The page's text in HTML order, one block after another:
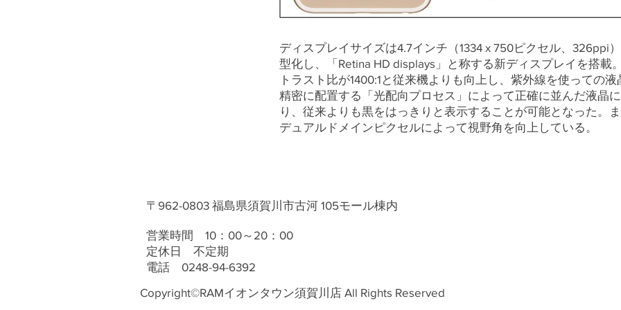
ディスプレイサイズは4.7インチ（1334 x 750ピクセル、326ppi
型化し、「Retina HD displays」と称する新ディスプレイを搭載
トラスト比が1400:1と従来機よりも向上し、紫外線を使っての液
精密に配置する「光配向プロセス」によって正確に並んだ液晶に
り、従来よりも黒をはっきりと表示することが可能となった。ま
デュアルドメインピクセルによって視野角を向上している。
〒962-0803 福島県須賀川市古河 105モール棟内
営業時間 10：00～20：00
定休日 不定期
電話 0248-94-6392
Copyright©RAMイオンタウン須賀川店 All Rights Reserved